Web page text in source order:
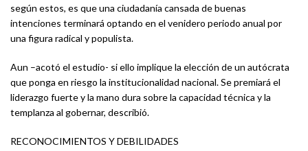
según estos, es que una ciudadanía cansada de buenas
intenciones terminará optando en el venidero periodo anual por
una figura radical y populista.
Aun –acotó el estudio- si ello implique la elección de un autócrata
que ponga en riesgo la institucionalidad nacional. Se premiará el
liderazgo fuerte y la mano dura sobre la capacidad técnica y la
templanza al gobernar, describió.
RECONOCIMIENTOS Y DEBILIDADES